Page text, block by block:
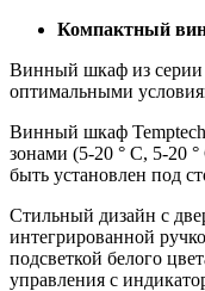
Компактный
Винный шкаф из серии
оптимальными
Винный шкаф
зонами (5-20 ° C, 5-20
быть установлен под
Стильный дизайн с
интегрированной
подсветкой белого
управления с